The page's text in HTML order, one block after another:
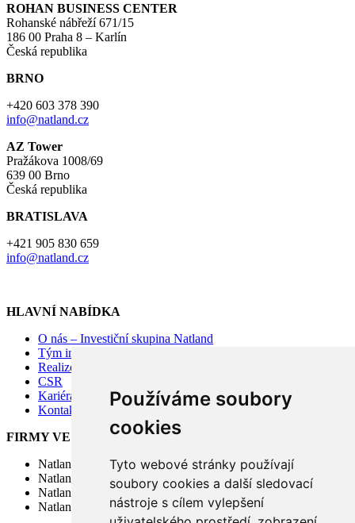
Používáme soubory
cookies
Tyto webové stránky používají
soubory cookies a další sledovací
nástroje s cílem vylepšení
ROHAN BUSINESS CENTER
Rohanské nábřeží 671/15
186 00 Praha 8 – Karlín
Česká republika
BRNO
+420 603 378 390
info@natland.cz
AZ Tower
Pražákova 1008/69
639 00 Brno
Česká republika
BRATISLAVA
+421 905 830 659
info@natland.cz
HLAVNÍ NABÍDKA
O nás – Investiční skupina Natland
Tým investiční skupiny Natland
Realizované projekty
CSR
Kariéra – přidejte se k nám
Kontakty
FIRMY VE SKUPINĚ
Natland Management s.r.o.
Natland Real Estate a.s.
Natland Group SE
Natland Real Estate SICAV, a.s.